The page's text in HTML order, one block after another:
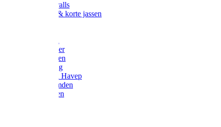
Kinderoveralls
Stofjassen & korte jassen
Bodywarmer
Werkbroeken
Zaagkleding
Werkjassen Havep
Thermohemden
Overhemden